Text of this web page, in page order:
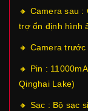
🔸 Camera sau :
trợ ổn định hình
🔸 Camera
🔸 Pin :
Qinghai Lake)
🔸 Sạc : Bộ sạc